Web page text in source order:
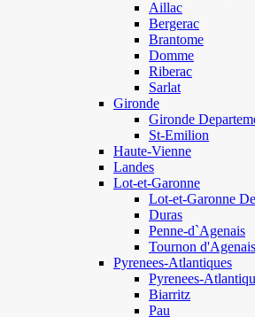
Aillac
Bergerac
Brantome
Domme
Riberac
Sarlat
Gironde
Gironde
St-Emilion
Haute-Vienne
Landes
Lot-et-Garonne
Lot-et-Garonne
Duras
Penne-d`Agenais
Tournon d'Agenais
Pyrenees-Atlantiques
Pyrenees-
Biarritz
Pau